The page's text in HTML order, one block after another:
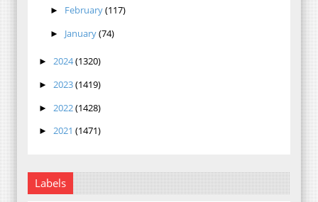
► February(117)
► January(74)
► 2024(1320)
► 2023(1419)
► 2022(1428)
► 2021 (1471)
Labels